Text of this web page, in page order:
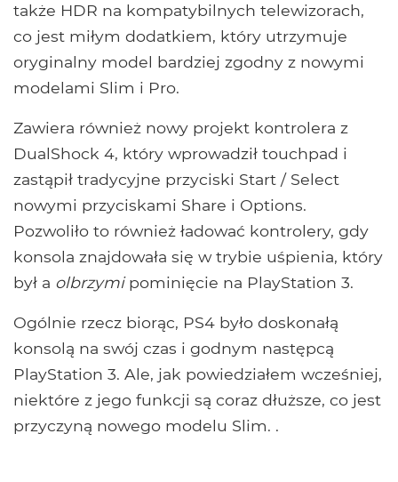
także HDR na kompatybilnych telewizorach,
co jest miłym dodatkiem, który utrzymuje
oryginalny model bardziej zgodny z nowymi
modelami Slim i Pro.
Zawiera również nowy projekt kontrolera z
DualShock 4, który wprowadził touchpad i
zastąpił tradycyjne przyciski Start / Select
nowymi przyciskami Share i Options.
Pozwoliło to również ładować kontrolery, gdy
konsola znajdowała się w trybie uśpienia, który
był a olbrzymipominięcie na PlayStation 3.
Ogólnie rzecz biorąc, PS4 było doskonałą
konsolą na swój czas i godnym następcą
PlayStation 3. Ale, jak powiedziałem wcześniej,
niektóre z jego funkcji są coraz dłuższe, co jest
przyczyną nowego modelu Slim. .